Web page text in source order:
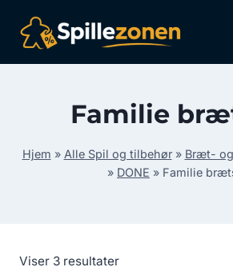
indhold
Familie
Hjem » Alle Spil og tilbehør» Bræt-
» DONE » Familie
Viser 3 resultater